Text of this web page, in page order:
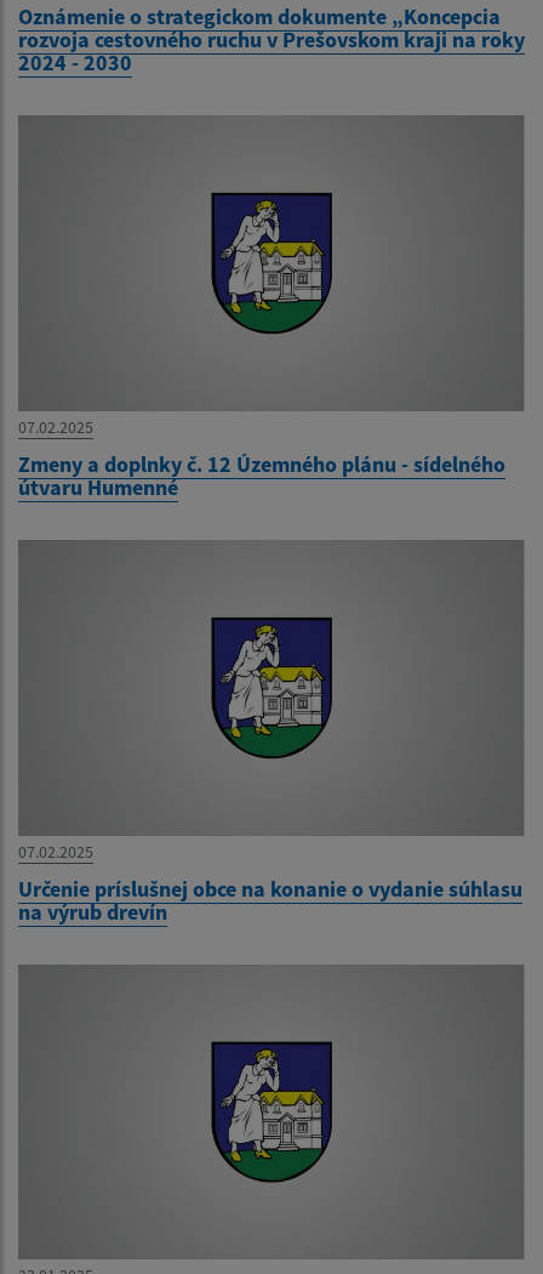
Oznámenie o strategickom dokumente „Koncepcia
rozvoja cestovného ruchu v Prešovskom kraji na roky
2024 - 2030
07.02.2025
Zmeny a doplnky č. 12 Územného plánu - sídelného
útvaru Humenné
07.02.2025
Určenie príslušnej obce na konanie o vydanie súhlasu
na výrub drevín